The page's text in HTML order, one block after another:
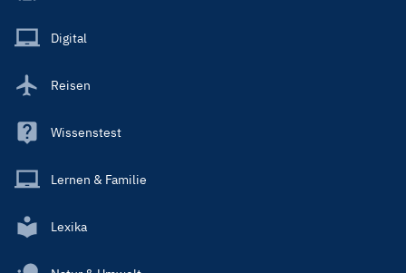
Main
Digital
Reisen
Wissenstest
Lernen & Familie
Lexika